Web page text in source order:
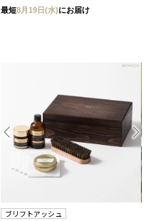
最短8月19日(水)にお届け
ブリフトアッシュ